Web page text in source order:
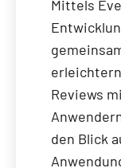
Mittels
Reviews
den Blick